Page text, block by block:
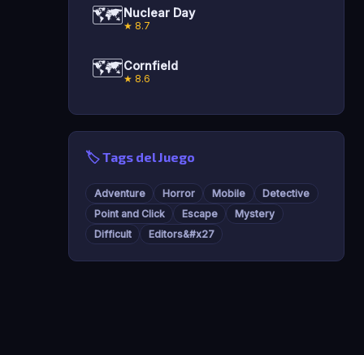
🗺️Nuclear Day
★ 8.7
🗺️Cornfield
★ 8.6
🏷️ Tags del Juego
Adventure Horror Mobile
Detective
Point and Click
Escape
Mystery
Difficult
Editors&#x27